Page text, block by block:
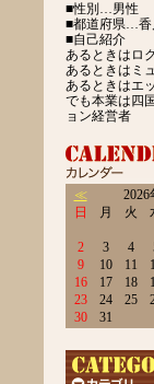
■性別…男性
■都道府県…香
■自己紹介
あるときはロ
あるときはミ
あるときはエ
でも本業は四
ョン経営者
≪ 2026
日
月 火
2
3 4
9
10 11
16
17 18
23
24 25
30
31